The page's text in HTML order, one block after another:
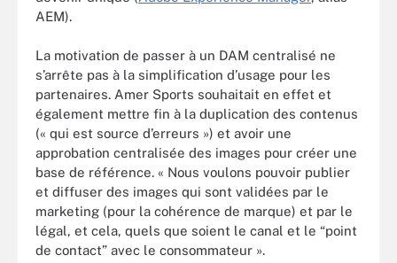
AEM).
La motivation de passer à un DAM centralisé ne
s’arrête pas à la simplification d’usage pour les
partenaires. Amer Sports souhaitait en effet et
également mettre fin à la duplication des contenus
(« qui est source d’erreurs ») et avoir une
approbation centralisée des images pour créer une
base de référence. « Nous voulons pouvoir publier
et diffuser des images qui sont validées par le
marketing (pour la cohérence de marque) et par le
légal, et cela, quels que soient le canal et le “point
de contact” avec le consommateur ».